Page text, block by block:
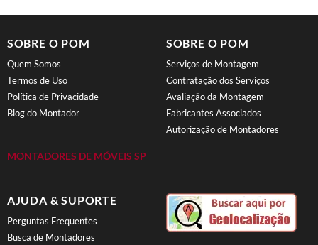
SOBRE O POM
Quem Somos
Termos de Uso
Política de Privacidade
Blog do Montador
MONTADORES DE MÓVEIS SP
SOBRE O POM
Serviços de Montagem
Contratação dos Serviços
Avaliação da Montagem
Fabricantes Associados
Autorização de Montadores
AJUDA & SUPORTE
Perguntas Frequentes
Busca de Montadores